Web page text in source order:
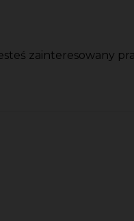
zainteresowany